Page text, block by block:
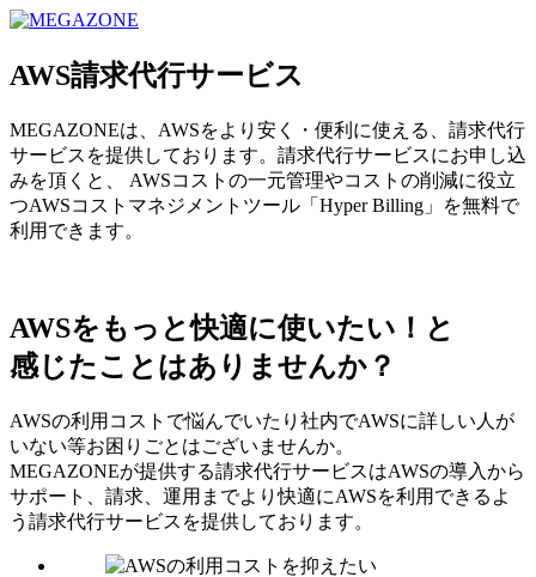
AWS請求代行サービス
MEGAZONEは、AWSをより安く・便利に使える、請求代行
サービスを提供しております。請求代行サービスにお申し込
みを頂くと、 AWSコストの一元管理やコストの削減に役立
つAWSコストマネジメントツール「Hyper Billing」を無料で
利用できます。
AWSをもっと快適に使いたい！と
感じたことはありませんか？
AWSの利用コストで悩んでいたり社内でAWSに詳しい人が
いない等お困りごとはございませんか。
MEGAZONEが提供する請求代行サービスはAWSの導入から
サポート、請求、運用までより快適にAWSを利用できるよ
う請求代行サービスを提供しております。